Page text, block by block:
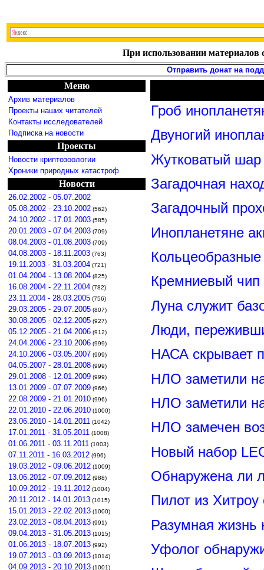
При использовании материалов
Отправить донат на
Меню
Архив материалов
Проекты наших читателей
Контакты исследователей
Подписка на новости
Проекты
Новости криптозоологии
Хроники природных катастроф
Новости
26.02.2002 - 05.07.2002
05.08.2002 - 23.10.2002 (562)
24.10.2002 - 17.01.2003 (585)
20.01.2003 - 07.04.2003 (709)
08.04.2003 - 01.08.2003 (709)
04.08.2003 - 18.11.2003 (763)
19.11.2003 - 31.03.2004 (721)
01.04.2004 - 13.08.2004 (825)
16.08.2004 - 22.11.2004 (782)
23.11.2004 - 28.03.2005 (756)
29.03.2005 - 29.07.2005 (807)
30.08.2005 - 02.12.2005 (927)
05.12.2005 - 21.04.2006 (912)
24.04.2006 - 23.10.2006 (999)
24.10.2006 - 03.05.2007 (999)
04.05.2007 - 28.01.2008 (999)
29.01.2008 - 12.01.2009 (999)
13.01.2009 - 07.07.2009 (966)
22.08.2009 - 21.01.2010 (996)
22.01.2010 - 22.06.2010 (1000)
23.06.2010 - 14.01.2011 (1042)
17.01.2011 - 31.05.2011 (1008)
01.06.2011 - 03.11.2011 (1003)
07.11.2011 - 16.03.2012 (996)
19.03.2012 - 09.06.2012 (1009)
13.06.2012 - 07.09.2012 (988)
10.09.2012 - 19.11.2012 (1004)
20.11.2012 - 14.01.2013 (1015)
15.01.2013 - 22.02.2013 (1000)
23.02.2013 - 08.04.2013 (991)
09.04.2013 - 31.05.2013 (1015)
01.06.2013 - 18.07.2013 (992)
19.07.2013 - 03.09.2013 (1014)
04.09.2013 - 20.10.2013 (1001)
Гроб
Двуногий
Жутковатый шар
Загадочная
Загадочный
Инопланетяне
Кремниевый
Луна служит
Люди,
НАСА скрывает
НЛО заметили
НЛО заметили
НЛО замечен
Новый набор
Обнаружена ли
Пилот из
Разумная
Уфолог